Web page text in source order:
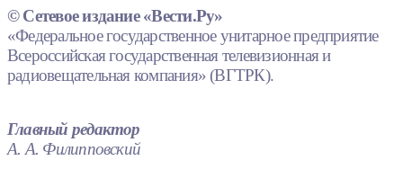
© Сетевое издание «Вести.Ру»
«Федеральное государственное унитарное предприятие
Всероссийская государственная телевизионная и
радиовещательная компания» (ВГТРК).
Главный редактор
А. А. Филипповский